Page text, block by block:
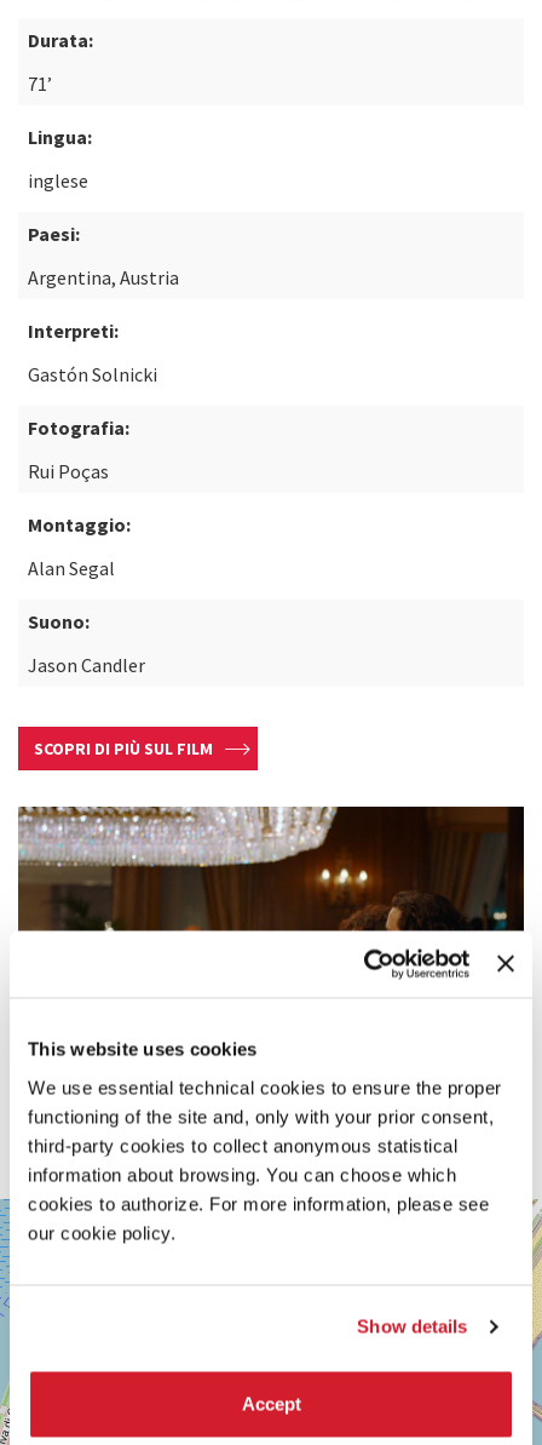
This website uses cookies
We use essential technical cookies to ensure the proper
functioning of the site and, only with your prior consent,
third-party cookies to collect anonymous statistical
information about browsing. You can choose which
cookies to authorize. For more information, please see
our cookie policy.
Show details
Accept
Durata:
71’
Lingua:
inglese
Paesi:
Argentina, Austria
Interpreti:
Gastón Solnicki
Fotografia:
Rui Poças
Montaggio:
Alan Segal
Suono:
Jason Candler
SCOPRI DI PIÙ SUL FILM
SALA
PERLA
LUNGOMARE
MARCONI
30126
VENEZIA
TEL.
0415218711